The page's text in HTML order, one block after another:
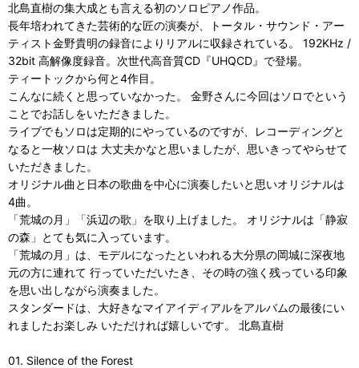
北島直樹の集大成とも言える初のソロピアノ作品。
長年培われてきた芸術的な匠の演奏が、トータル・サウンド・アー
ティスト金野貴明の録音によりリアルに収録されている。 192KHz /
32bit 高解像度録音。次世代高音質CD『UHQCD』で登場。
ティートックから何と4作目。
こんなに続くと思っていなかった。 金野さんに今回はソロでという
ことでお話しをいただきました。
ライブでもソロは定期的にやっているのですが、レコーディングと
なると一枚ソロは 大丈夫かなと思いましたが、思いきってやらせて
いただきました。
オリジナル曲と日本の歌曲を中心に演奏したいと思いオリジナルは
4曲。
「荒城の月」「浜辺の歌」を取り上げました。 オリジナルは「静寂
の森」とても気に入っています。
「荒城の月」は、モデルになったといわれる大分県の岡城に深夜地
元の方に連れて 行っていただいたき、その時の強く残っている印象
を思い出しながら演奏ました。
スタンダードは、大好きなマイアイディアルをアルバムの最後にい
れましたお楽しみ いただければ嬉しいです。 北島直樹
01. Silence of the Forest